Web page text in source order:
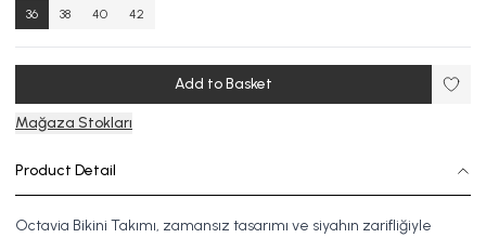
36 38 40 42
Add to Basket
Mağaza Stokları
Product Detail
Octavia Bikini Takımı, zamansız tasarımı ve siyahın zarifliğiyle